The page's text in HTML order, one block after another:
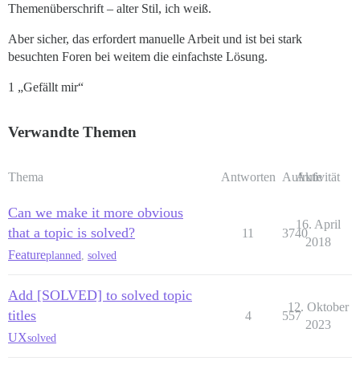
Themenüberschrift – alter Stil, ich weiß.
Aber sicher, das erfordert manuelle Arbeit und ist bei stark
besuchten Foren bei weitem die einfachste Lösung.
1 „Gefällt mir“
Verwandte Themen
Thema Antworten Aufrufe
Aktivität
Can we make it more obvious
that a topic is solved?
Featureplanned solved
11 3740
16. April
2018
Add [SOLVED] to solved topic
titles
UXsolved
4 557
12. Oktober
2023